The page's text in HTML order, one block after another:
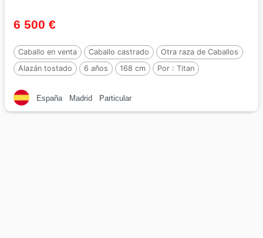
6 500 €
Caballo en venta Caballo castrado
Otra raza de Caballos
Alazán tostado
6 años 168 cm Por : Titan
España Madrid Particular